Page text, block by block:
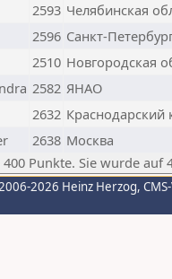
2593 Челябинская
2596 Санкт-
2510 Новгородская
2582 ЯНАО
2632 Краснодарский
2638 Москва
Punkte. Sie wurde auf
2026 Heinz Herzog,